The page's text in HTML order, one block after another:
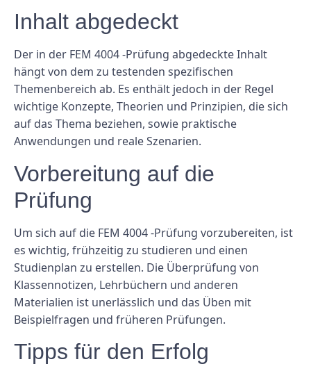
Inhalt abgedeckt
Der in der FEM 4004 -Prüfung abgedeckte Inhalt
hängt von dem zu testenden spezifischen
Themenbereich ab. Es enthält jedoch in der Regel
wichtige Konzepte, Theorien und Prinzipien, die sich
auf das Thema beziehen, sowie praktische
Anwendungen und reale Szenarien.
Vorbereitung auf die
Prüfung
Um sich auf die FEM 4004 -Prüfung vorzubereiten, ist
es wichtig, frühzeitig zu studieren und einen
Studienplan zu erstellen. Die Überprüfung von
Klassennotizen, Lehrbüchern und anderen
Materialien ist unerlässlich und das Üben mit
Beispielfragen und früheren Prüfungen.
Tipps für den Erfolg